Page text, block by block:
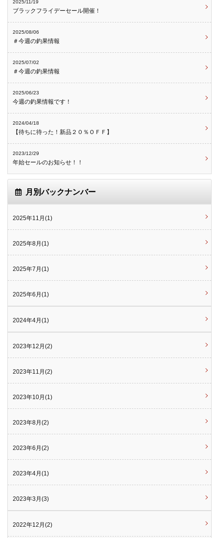
2025/11/19
ブラックフライデーセール開催！
2025/08/06
＃今週の釣果情報
2025/07/02
＃今週の釣果情報
2025/06/23
今週の釣果情報です！
2024/04/18
【待ちに待った！新品２０％ＯＦＦ】
2023/12/29
年始セールのお知らせ！！
月別バックナンバー
2025年11月(1)
2025年8月(1)
2025年7月(1)
2025年6月(1)
2024年4月(1)
2023年12月(2)
2023年11月(2)
2023年10月(1)
2023年8月(2)
2023年6月(2)
2023年4月(1)
2023年3月(3)
2022年12月(2)